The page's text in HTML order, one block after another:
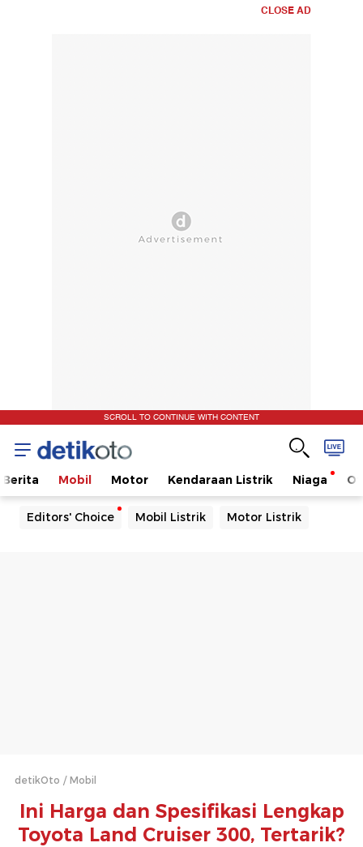
CLOSE AD
SCROLL TO CONTINUE WITH CONTENT
Berita Mobil Motor Kendaraan Listrik Niaga
Editors' Choice Mobil Listrik Motor Listrik
detikOto Mobil
Ini Harga dan Spesifikasi Lengkap
Toyota Land Cruiser 300, Tertarik?